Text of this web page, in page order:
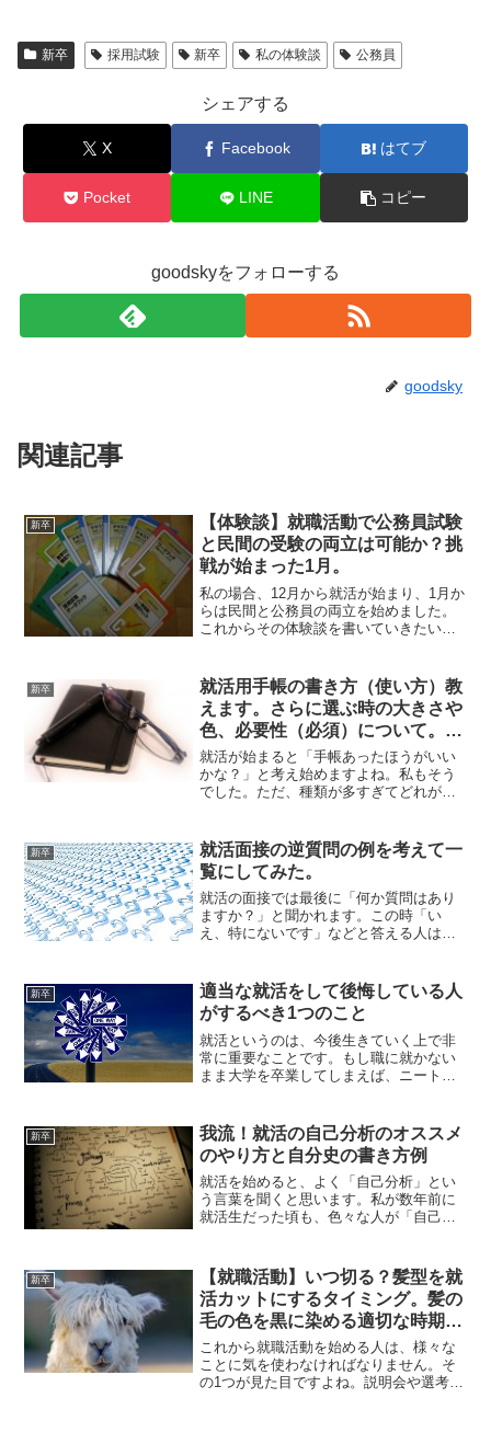
新卒 採用試験 新卒 私の体験談 公務員
シェアする
X Facebook はてブ
Pocket LINE コピー
goodskyをフォローする
goodsky
関連記事
新卒
【体験談】就職活動で公務員試験
と民間の受験の両立は可能か？挑
戦が始まった1月。
私の場合、12月から就活が始まり、1月か
らは民間と公務員の両立を始めました。
これからその体験談を書いていきたいと
ついて書いていきます。就活が始まった
12月から薄々公務...
新卒
就活用手帳の書き方（使い方）教
えます。さらに選ぶ時の大きさや
色、必要性（必須）について。プ
ライベートの管理はどうやってい
たか？
就活が始まると「手帳あったほうがいい
かな？」と考え始めますよね。私もそう
でした。ただ、種類が多すぎてどれが自
て手帳を選び、どう使っていたか？ま
た、手帳は必要だったかにつ...
新卒
就活面接の逆質問の例を考えて一
覧にしてみた。
就活の面接では最後に「何か質問はあり
ますか？」と聞かれます。この時「い
え、特にないです」などと答える人はい
た逆質問やそのほか使えそうな逆質問を
一覧にしてみました。した方...
新卒
適当な就活をして後悔している人
がするべき1つのこと
就活というのは、今後生きていく上で非
常に重要なことです。もし職に就かない
まま大学を卒業してしまえば、ニートへ
するのなら良いですが、何も考えないま
ま将来を安易に決めてしま...
新卒
我流！就活の自己分析のオススメ
のやり方と自分史の書き方例
就活を始めると、よく「自己分析」とい
う言葉を聞くと思います。私が数年前に
就活生だった頃も、色々な人が「自己分
た。しかし、就活を始めたばかりの人の
ほとんどは自己分析が何なの...
新卒
【就職活動】いつ切る？髪型を就
活カットにするタイミング。髪の
毛の色を黒に染める適切な時期
は？
これから就職活動を始める人は、様々な
ことに気を使わなければなりません。そ
の1つが見た目ですよね。説明会や選考な